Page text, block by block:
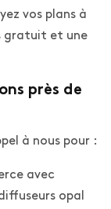
vos plans à
gratuit et une
près de
à nous pour :
avec
opal